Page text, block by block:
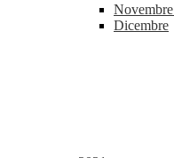
Novembre
Dicembre